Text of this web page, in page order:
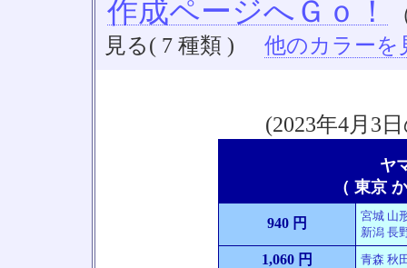
作成ページへＧｏ！
見る( 7 種類 )
他のカラーを
(2023年4月3
ヤ
（ 東京
940 円
宮城 山
新潟 長
1,060 円 青森 秋